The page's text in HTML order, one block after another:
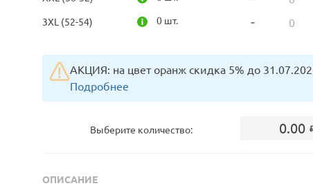
3XL (52-54) 0 шт. -
АКЦИЯ: на цвет оранж скидка 5% до
Подробнее
Выберите количество: 0.00
ОПИСАНИЕ